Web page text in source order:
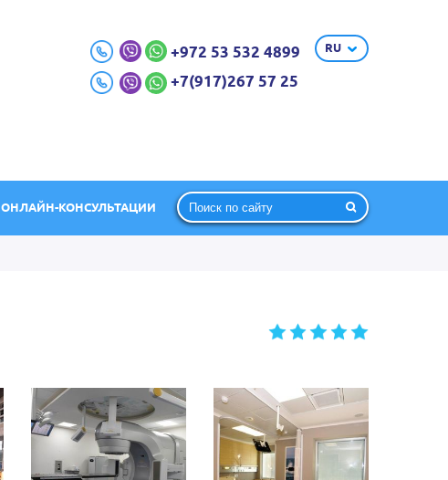
+972 53 532 4899
+7(917)267 57 25
RU
ОНЛАЙН-КОНСУЛЬТАЦИИ